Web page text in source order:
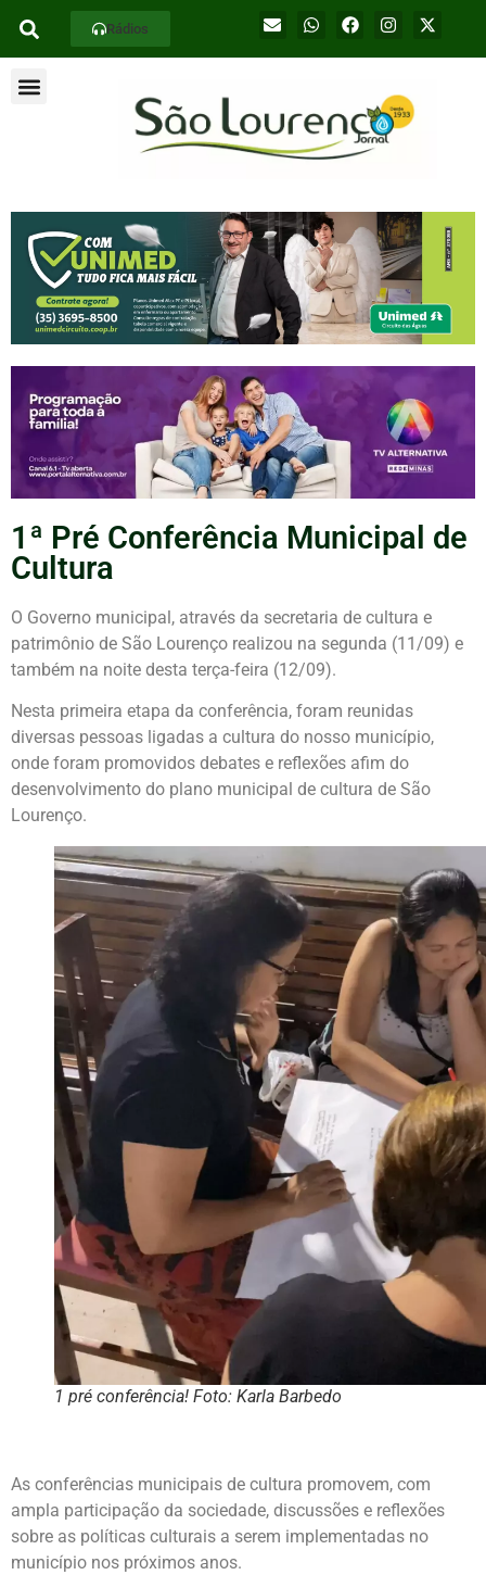
Rádios
1ª Pré Conferência Municipal de
Cultura
O Governo municipal, através da secretaria de cultura e
patrimônio de São Lourenço realizou na segunda (11/09) e
também na noite desta terça-feira (12/09).
Nesta primeira etapa da conferência, foram reunidas
diversas pessoas ligadas a cultura do nosso município,
onde foram promovidos debates e reflexões afim do
desenvolvimento do plano municipal de cultura de São
Lourenço.
1 pré conferência! Foto: Karla Barbedo
As conferências municipais de cultura promovem, com
ampla participação da sociedade, discussões e reflexões
sobre as políticas culturais a serem implementadas no
município nos próximos anos.